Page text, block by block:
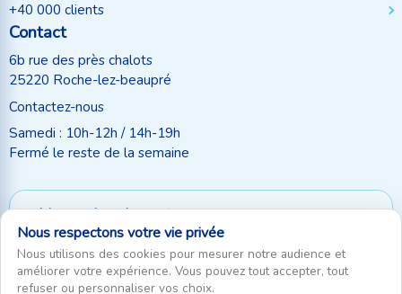
+40 000 clients
Contact
6b rue des près chalots
25220 Roche-lez-beaupré
Contactez-nous
Samedi : 10h-12h / 14h-19h
Fermé le reste de la semaine
Moyen de paiement
Suivez-nous
Nous respectons votre vie privée
Nous utilisons des cookies pour mesurer notre audience et
améliorer votre expérience. Vous pouvez tout accepter, tout
refuser ou personnaliser vos choix.